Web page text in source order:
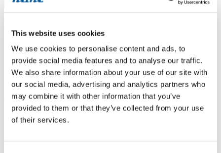
This website uses cookies
We use cookies to personalise content and ads, to
provide social media features and to analyse our traffic.
We also share information about your use of our site with
our social media, advertising and analytics partners who
may combine it with other information that you’ve
provided to them or that they’ve collected from your use
of their services.
Dotaz 352
Dotaz 352
Dotaz
dobrý deň, je vhodné použitie obkladu stien Modul do priestorov
kúpelne ?